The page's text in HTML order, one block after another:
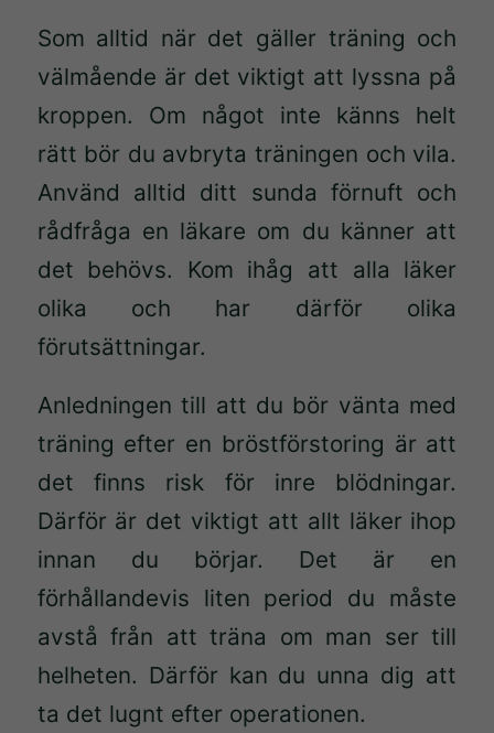
Som alltid när det gäller träning och
välmående är det viktigt att lyssna på
kroppen. Om något inte känns helt
rätt bör du avbryta träningen och vila.
Använd alltid ditt sunda förnuft och
rådfråga en läkare om du känner att
det behövs. Kom ihåg att alla läker
olika och har därför olika
förutsättningar.
Anledningen till att du bör vänta med
träning efter en bröstförstoring är att
det finns risk för inre blödningar.
Därför är det viktigt att allt läker ihop
innan du börjar. Det är en
förhållandevis liten period du måste
avstå från att träna om man ser till
helheten. Därför kan du unna dig att
ta det lugnt efter operationen.
Nödvändiga
Dessa kakor
går inte att
välja bort.